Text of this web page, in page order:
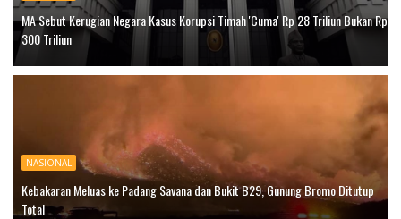
MA Sebut Kerugian Negara Kasus Korupsi Timah 'Cuma' Rp 28 Triliun Bukan Rp
300 Triliun
NASIONAL
Kebakaran Meluas ke Padang Savana dan Bukit B29, Gunung Bromo Ditutup
Total